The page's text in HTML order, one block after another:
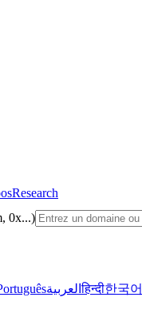
Research
0x...)
العربيةहिन्दी한국어